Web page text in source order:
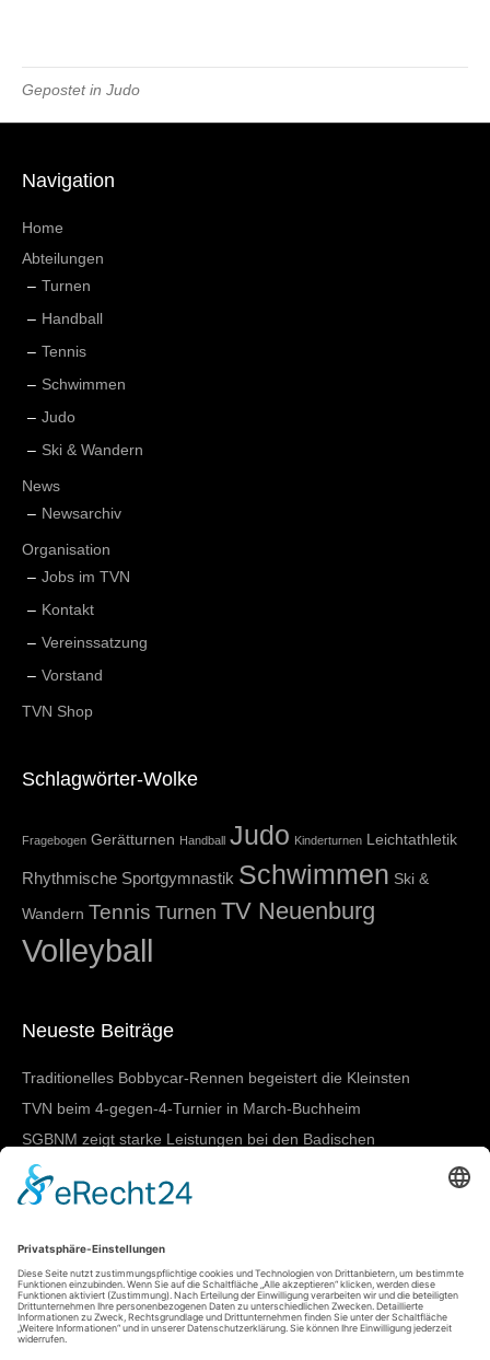
Gepostet in Judo
Navigation
Home
Abteilungen
Turnen
Handball
Tennis
Schwimmen
Judo
Ski & Wandern
News
Newsarchiv
Organisation
Jobs im TVN
Kontakt
Vereinssatzung
Vorstand
TVN Shop
Schlagwörter-Wolke
Fragebogen Gerätturnen Handball Judo Kinderturnen Leichtathletik
Rhythmische Sportgymnastik Schwimmen Ski &
Wandern Tennis Turnen TV Neuenburg
Volleyball
Neueste Beiträge
Traditionelles Bobbycar-Rennen begeistert die Kleinsten
TVN beim 4-gegen-4-Turnier in March-Buchheim
SGBNM zeigt starke Leistungen bei den Badischen
Meisterschaften in Lörrach
Damen I mit nächstem Heimtestspiel
Sportkreisschwimmfest
Meta